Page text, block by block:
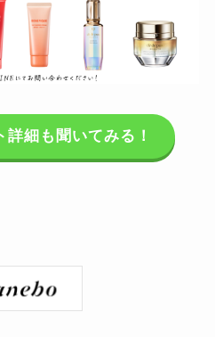
細も聞いてみる！